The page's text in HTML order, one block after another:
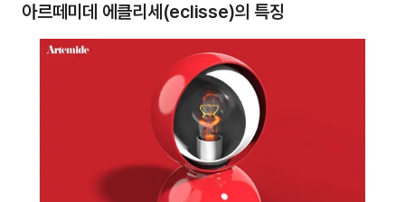
아르떼미데 에클리세(eclisse)의 특징